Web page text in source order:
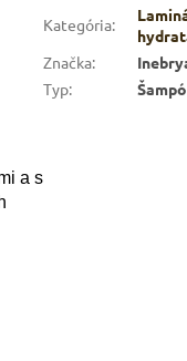
a s
Kategória:
Značka:
Typ: